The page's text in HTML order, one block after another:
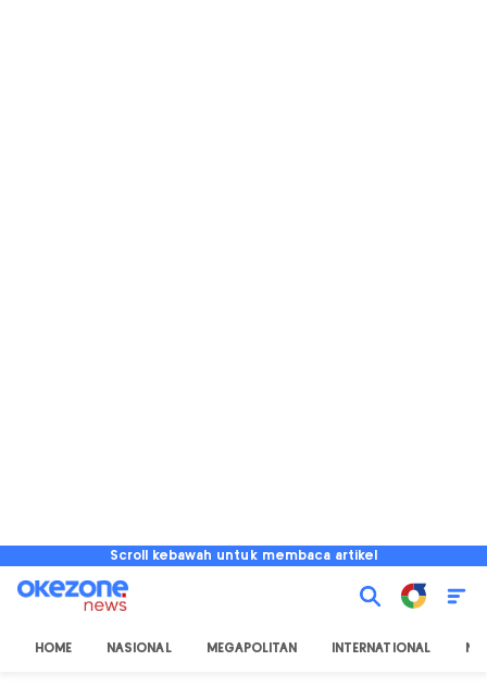
Scroll kebawah untuk membaca artikel
HOME NASIONAL MEGAPOLITAN INTERNATIONAL